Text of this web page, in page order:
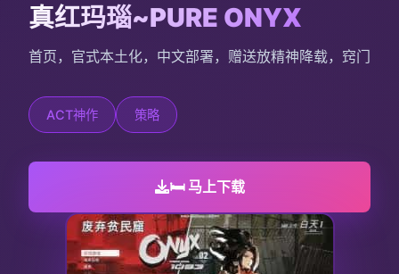
真红玛瑙~PURE ONYX
首页，官式本土化，中文部署，赠送放精神降载，窍门
ACT神作 策略
🛏️ 马上下载